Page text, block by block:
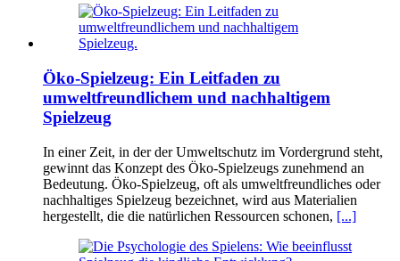
Öko-Spielzeug: Ein Leitfaden zu
umweltfreundlichem und nachhaltigem
Spielzeug
In einer Zeit, in der der Umweltschutz im Vordergrund steht,
gewinnt das Konzept des Öko-Spielzeugs zunehmend an
Bedeutung. Öko-Spielzeug, oft als umweltfreundliches oder
nachhaltiges Spielzeug bezeichnet, wird aus Materialien
hergestellt, die die natürlichen Ressourcen schonen, [...]